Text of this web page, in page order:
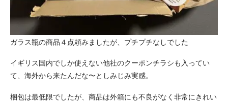
ガラス瓶の商品４点頼みましたが、プチプチなしでした
イギリス国内でしか使えない他社のクーポンチラシも入ってい
て、海外から来たんだな〜としみじみ実感。
梱包は最低限でしたが、商品は外箱にも不良がなく非常にきれい